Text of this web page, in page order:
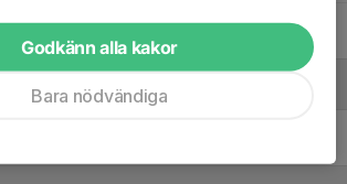
Godkänn alla kakor
Bara nödvändiga